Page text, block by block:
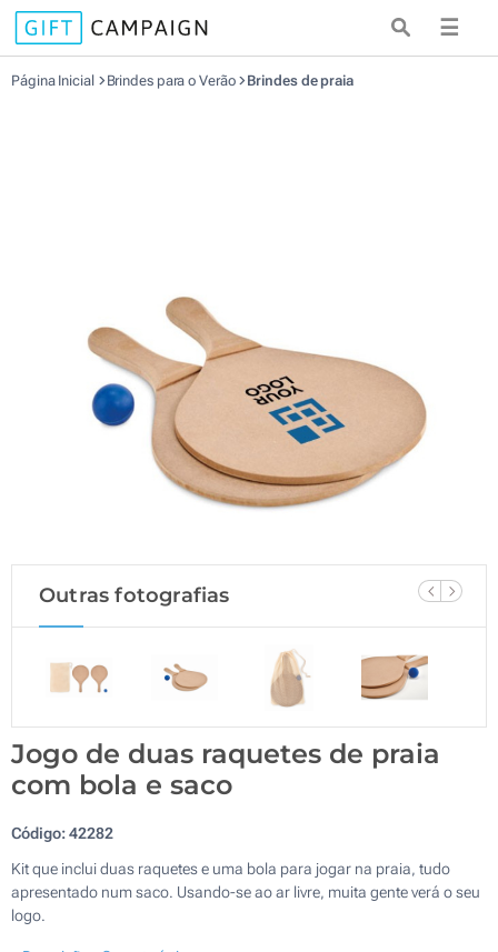
☰
Página Inicial Brindes para o Verão Brindes de praia
Outras fotografias
Jogo de duas raquetes de praia
com bola e saco
Código:42282
Kit que inclui duas raquetes e uma bola para jogar na praia, tudo
apresentado num saco. Usando-se ao ar livre, muita gente verá o seu
logo.